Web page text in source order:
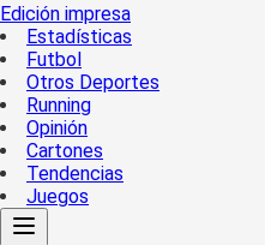
Edición impresa
Estadísticas
Futbol
Otros Deportes
Running
Opinión
Cartones
Tendencias
Juegos